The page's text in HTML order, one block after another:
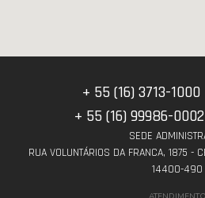
+ 55 (16) 3713-1000
+ 55 (16) 99986-0002
SEDE
RUA VOLUNTÁRIOS DA FRANCA, 1875 -
14400-490